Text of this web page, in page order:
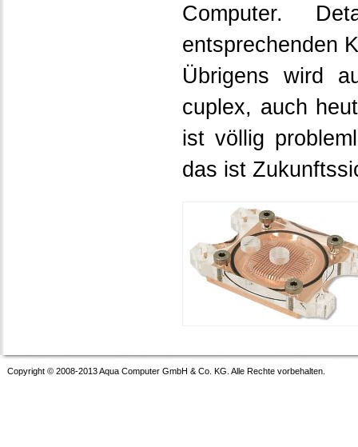
Computer.
entsprechenden
Übrigens wird
cuplex, auch
ist völlig
das ist
Copyright © 2008-2013 Aqua Computer GmbH & Co. KG. Alle Rechte vorbehalten.